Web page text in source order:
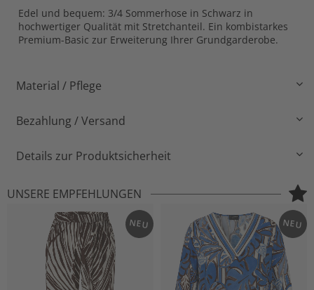
Edel und bequem: 3/4 Sommerhose in Schwarz in
hochwertiger Qualität mit Stretchanteil. Ein kombistarkes
Premium-Basic zur Erweiterung Ihrer Grundgarderobe.
Material / Pflege
Bezahlung / Versand
Details zur Produktsicherheit
UNSERE EMPFEHLUNGEN
NEU NEU